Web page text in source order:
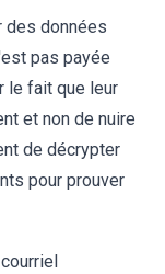
des données
pas payée
le fait que leur
et non de nuire
de décrypter
pour prouver